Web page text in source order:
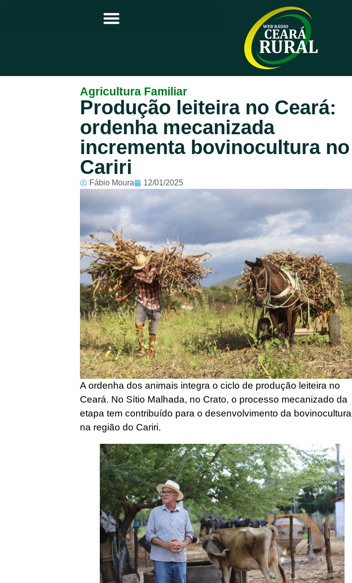
Principal
Notícias
Programação
Equipe
Contato
Sobre
Agricultura Familiar
Produção leiteira no Ceará:
ordenha mecanizada
incrementa bovinocultura no
Cariri
Fábio Moura 12/01/2025
A ordenha dos animais integra o ciclo de produção leiteira no
Ceará. No Sítio Malhada, no Crato, o processo mecanizado da
etapa tem contribuído para o desenvolvimento da bovinocultura
na região do Cariri.